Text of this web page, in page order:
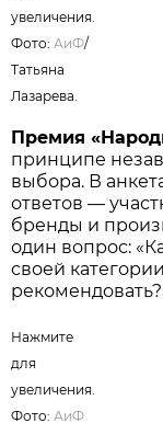
увеличения.
Фото:АиФ/
Татьяна
Лазарева.
Премия
принципе
выбора. В
ответов —
бренды и
один вопрос:
своей
Нажмите
для
увеличения.
Фото:АиФ